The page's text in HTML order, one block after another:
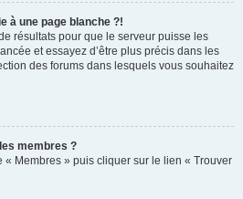
à une page blanche ?!
résultats pour que le serveur puisse les
et essayez d’être plus précis dans les
des forums dans lesquels vous souhaitez
membres ?
Membres » puis cliquer sur le lien « Trouver